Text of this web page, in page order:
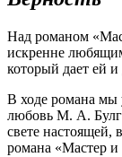
Над романом
искренне
который дает ей
В ходе романа мы
любовь М. А.
свете настоящей,
романа «Мастер и